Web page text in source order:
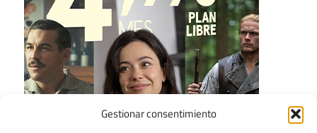
Gestionar consentimiento